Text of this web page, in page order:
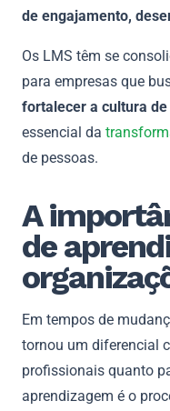
de engajamento,
Os LMS têm se
para empresas que
fortalecer a cultura
essencial da
de pessoas.
A
de
Em tempos de
tornou um diferencial
profissionais quanto
aprendizagem é o